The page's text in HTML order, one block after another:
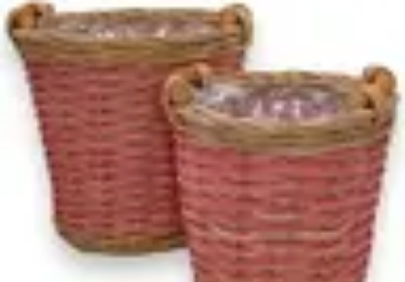
Teint Parfait
SaisonsSoin du Teint Routine de soinProduits de Beauté
Conseils
Teint Parfait